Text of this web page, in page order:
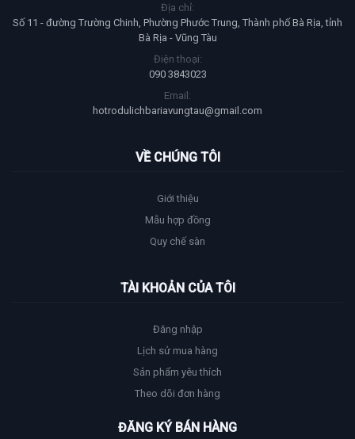
Địa chỉ:
Số 11 - đường Trường Chinh, Phường Phước Trung, Thành phố Bà Rịa, tỉnh
Bà Rịa - Vũng Tàu
Điện thoại:
090 3843023
Email:
hotrodulichbariavungtau@gmail.com
VỀ CHÚNG TÔI
Giới thiệu
Mẫu hợp đồng
Quy chế sàn
TÀI KHOẢN CỦA TÔI
Đăng nhập
Lịch sử mua hàng
Sản phẩm yêu thích
Theo dõi đơn hàng
ĐĂNG KÝ BÁN HÀNG